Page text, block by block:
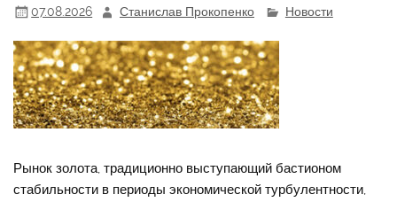
07.08.2026 Станислав Прокопенко Новости
Рынок золота, традиционно выступающий бастионом
стабильности в периоды экономической турбулентности,